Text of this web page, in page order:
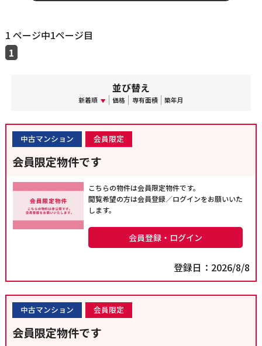
1 ページ中1ページ目
1
並び替え
新着順 価格 専有面積 築年月
中古マンション 会員限定
会員限定物件です
こちらの物件は会員限定物件です。
閲覧希望の方は会員登録／ログインをお願いいた
します。
会員登録・ログイン
登録日：2026/8/8
中古マンション 会員限定
会員限定物件です